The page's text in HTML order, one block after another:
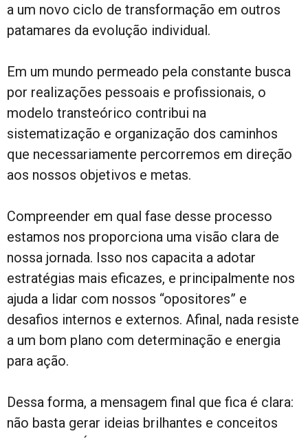
a um novo ciclo de transformação em outros
patamares da evolução individual.
Em um mundo permeado pela constante busca
por realizações pessoais e profissionais, o
modelo transteórico contribui na
sistematização e organização dos caminhos
que necessariamente percorremos em direção
aos nossos objetivos e metas.
Compreender em qual fase desse processo
estamos nos proporciona uma visão clara de
nossa jornada. Isso nos capacita a adotar
estratégias mais eficazes, e principalmente nos
ajuda a lidar com nossos “opositores” e
desafios internos e externos. Afinal, nada resiste
a um bom plano com determinação e energia
para ação.
Dessa forma, a mensagem final que fica é clara:
não basta gerar ideias brilhantes e conceitos